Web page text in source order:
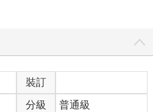
裝訂
分級 普通級